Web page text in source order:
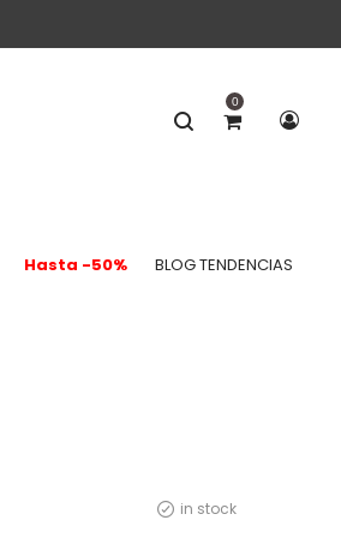
0
Hasta -50% BLOG TENDENCIAS
in stock